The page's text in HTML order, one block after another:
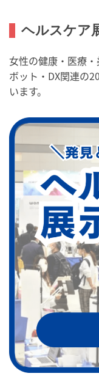
ヘルスケア
女性の健康・医療
ボット・DX関連の
います。